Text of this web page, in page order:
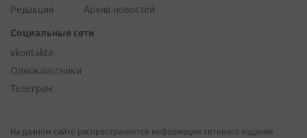
Редакция
Архив новостей
Социальные сети
vkontakte
Одноклассники
Телеграм
На данном сайте распространяется информация сетевого издания